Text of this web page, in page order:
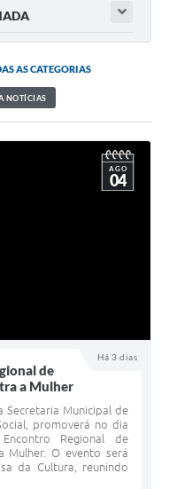
AS CATEGORIAS
NOTÍCIAS
Há 3 dias
AGO
04
de
a Mulher
Secretaria Municipal de
promoverá no dia
Regional de
Mulher. O evento será
da Cultura, reunindo